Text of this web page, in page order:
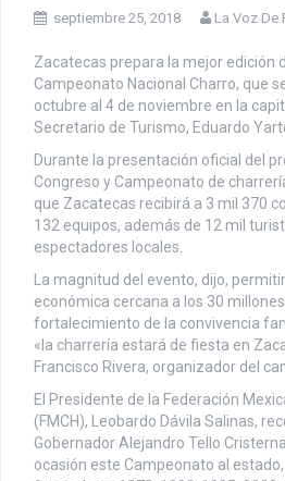
septiembre 25, 2018 La Voz De
Zacatecas prepara la mejor edición
Campeonato Nacional Charro, que
octubre al 4 de noviembre en la
Secretario de Turismo, Eduardo
Durante la presentación oficial del
Congreso y Campeonato de
que Zacatecas recibirá a 3 mil 370
132 equipos, además de 12 mil
espectadores locales.
La magnitud del evento, dijo,
económica cercana a los 30
fortalecimiento de la convivencia
«la charrería estará de fiesta en
Francisco Rivera, organizador del
El Presidente de la Federación
(FMCH), Leobardo Dávila Salinas,
Gobernador Alejandro Tello
ocasión este Campeonato al